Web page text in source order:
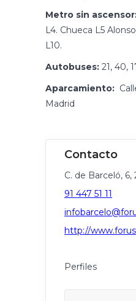
Metro sin
L4. Chueca L5
L10.
Autobuses: 21, 40,
Aparcamiento:
Madrid
C. de Barceló,
91 447 51 11
http://